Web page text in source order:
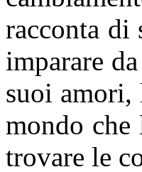
racconta di
imparare
suoi
mondo che
trovare le